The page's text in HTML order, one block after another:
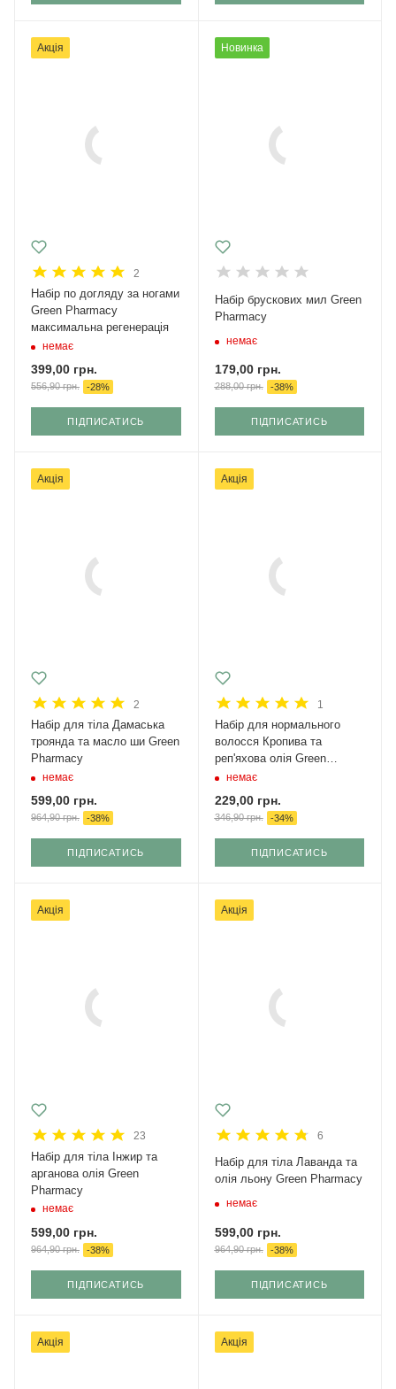
Акція
2
Набір по догляду за ногами
Green Pharmacy
максимальна регенерація
немає
399,00 грн.
556,90грн. -28%
ПІДПИСАТИСЬ
Новинка
Набір брускових мил Green
Pharmacy
немає
179,00грн.
288,00грн. -38%
ПІДПИСАТИСЬ
Акція
2
Набір для тіла Дамаська
троянда та масло ши Green
Pharmacy
немає
599,00 грн.
964,90грн. -38%
ПІДПИСАТИСЬ
Акція
1
Набір для нормального
волосся Кропива та
реп'яхова олія Green
Pharmacy
немає
229,00грн.
346,90грн. -34%
ПІДПИСАТИСЬ
Акція
23
Набір для тіла Інжир та
арганова олія Green
Pharmacy
немає
599,00 грн.
964,90грн. -38%
ПІДПИСАТИСЬ
Акція
6
Набір для тіла Лаванда та
олія льону Green Pharmacy
немає
599,00грн.
964,90грн. -38%
ПІДПИСАТИСЬ
Акція Акція